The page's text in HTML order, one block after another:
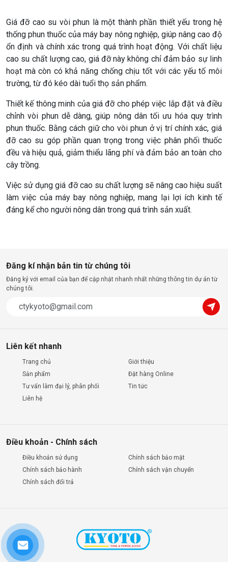
Giá đỡ cao su vòi phun là một thành phần thiết yếu trong hệ
thống phun thuốc của máy bay nông nghiệp, giúp nâng cao độ
ổn định và chính xác trong quá trình hoạt động. Với chất liệu
cao su chất lượng cao, giá đỡ này không chỉ đảm bảo sự linh
hoạt mà còn có khả năng chống chịu tốt với các yếu tố môi
trường, từ đó kéo dài tuổi thọ sản phẩm.
Thiết kế thông minh của giá đỡ cho phép việc lắp đặt và điều
chỉnh vòi phun dễ dàng, giúp nông dân tối ưu hóa quy trình
phun thuốc. Bằng cách giữ cho vòi phun ở vị trí chính xác, giá
đỡ cao su góp phần quan trọng trong việc phân phối thuốc
đều và hiệu quả, giảm thiểu lãng phí và đảm bảo an toàn cho
cây trồng.
Việc sử dụng giá đỡ cao su chất lượng sẽ nâng cao hiệu suất
làm việc của máy bay nông nghiệp, mang lại lợi ích kinh tế
đáng kể cho người nông dân trong quá trình sản xuất.
Đăng kí nhận bản tin từ chúng tôi
Đăng ký với email của bạn để cập nhật nhanh nhất những thông tin dự án từ
chúng tôi.
Liên kết nhanh
Trang chủ
Giới thiệu
Sản phẩm
Đặt hàng Online
Tư vấn làm đại lý, phân phối
Tin tức
Liên hệ
Điều khoản - Chính sách
Điều khoản sử dụng
Chính sách bảo mật
Chính sách bảo hành
Chính sách vận chuyển
Chính sách đổi trả